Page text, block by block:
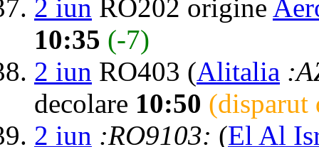
2 iun RO202 origine
10:35 (-7)
2 iun RO403 (Alitalia
decolare 10:50 (disparut
2 iun :RO9103: (El Al